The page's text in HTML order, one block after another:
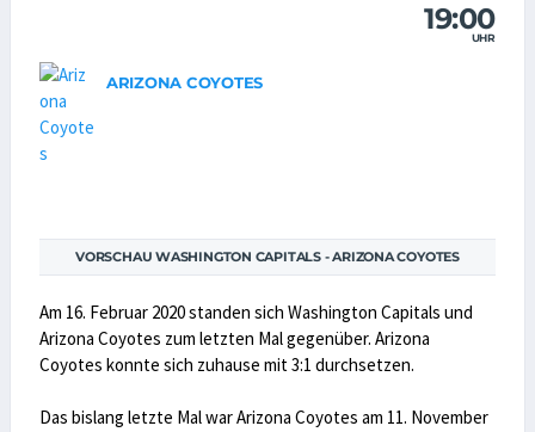
19:00
UHR
ARIZONA COYOTES
VORSCHAU WASHINGTON CAPITALS - ARIZONA COYOTES
Am 16. Februar 2020 standen sich Washington Capitals und
Arizona Coyotes zum letzten Mal gegenüber. Arizona
Coyotes konnte sich zuhause mit 3:1 durchsetzen.
Das bislang letzte Mal war Arizona Coyotes am 11. November